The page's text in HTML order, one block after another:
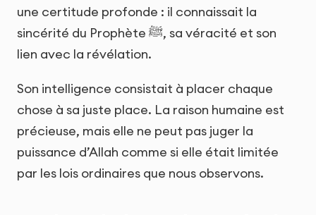
une certitude profonde : il connaissait la
sincérité du Prophète ﷺ, sa véracité et son
lien avec la révélation.
Son intelligence consistait à placer chaque
chose à sa juste place. La raison humaine est
précieuse, mais elle ne peut pas juger la
puissance d’Allah comme si elle était limitée
par les lois ordinaires que nous observons.